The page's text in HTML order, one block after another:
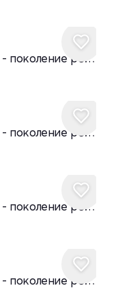
Chevrolet Equinox III - поколение рестайлинг
Chevrolet Equinox III - поколение рестайлинг
Chevrolet Equinox III - поколение рестайлинг
Chevrolet Equinox III - поколение рестайлинг